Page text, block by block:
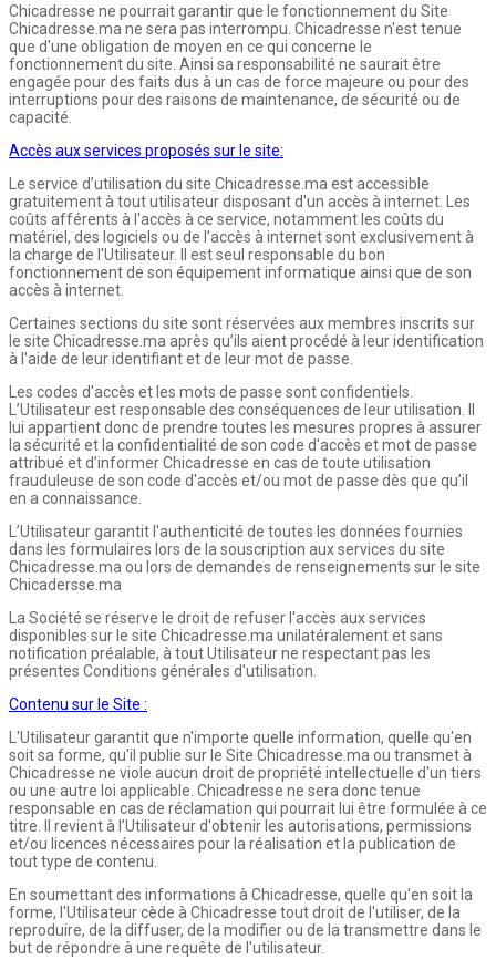
Chicadresse ne pourrait garantir que le fonctionnement du Site
Chicadresse.ma ne sera pas interrompu. Chicadresse n'est tenue
que d'une obligation de moyen en ce qui concerne le
fonctionnement du site. Ainsi sa responsabilité ne saurait être
engagée pour des faits dus à un cas de force majeure ou pour des
interruptions pour des raisons de maintenance, de sécurité ou de
capacité.
Accès aux services proposés sur le site:
Le service d’utilisation du site Chicadresse.ma est accessible
gratuitement à tout utilisateur disposant d'un accès à internet. Les
coûts afférents à l'accès à ce service, notamment les coûts du
matériel, des logiciels ou de l’accès à internet sont exclusivement à
la charge de l'Utilisateur. Il est seul responsable du bon
fonctionnement de son équipement informatique ainsi que de son
accès à internet.
Certaines sections du site sont réservées aux membres inscrits sur
le site Chicadresse.ma après qu’ils aient procédé à leur identification
à l'aide de leur identifiant et de leur mot de passe.
Les codes d'accès et les mots de passe sont confidentiels.
L’Utilisateur est responsable des conséquences de leur utilisation. Il
lui appartient donc de prendre toutes les mesures propres à assurer
la sécurité et la confidentialité de son code d'accès et mot de passe
attribué et d’informer Chicadresse en cas de toute utilisation
frauduleuse de son code d'accès et/ou mot de passe dès que qu’il
en a connaissance.
L’Utilisateur garantit l'authenticité de toutes les données fournies
dans les formulaires lors de la souscription aux services du site
Chicadresse.ma ou lors de demandes de renseignements sur le site
Chicadersse.ma
La Société se réserve le droit de refuser l'accès aux services
disponibles sur le site Chicadresse.ma unilatéralement et sans
notification préalable, à tout Utilisateur ne respectant pas les
présentes Conditions générales d'utilisation.
Contenu sur le Site :
L'Utilisateur garantit que n'importe quelle information, quelle qu'en
soit sa forme, qu'il publie sur le Site Chicadresse.ma ou transmet à
Chicadresse ne viole aucun droit de propriété intellectuelle d'un tiers
ou une autre loi applicable. Chicadresse ne sera donc tenue
responsable en cas de réclamation qui pourrait lui être formulée à ce
titre. Il revient à l’Utilisateur d'obtenir les autorisations, permissions
et/ou licences nécessaires pour la réalisation et la publication de
tout type de contenu.
En soumettant des informations à Chicadresse, quelle qu'en soit la
forme, l'Utilisateur cède à Chicadresse tout droit de l'utiliser, de la
reproduire, de la diffuser, de la modifier ou de la transmettre dans le
but de répondre à une requête de l'utilisateur.